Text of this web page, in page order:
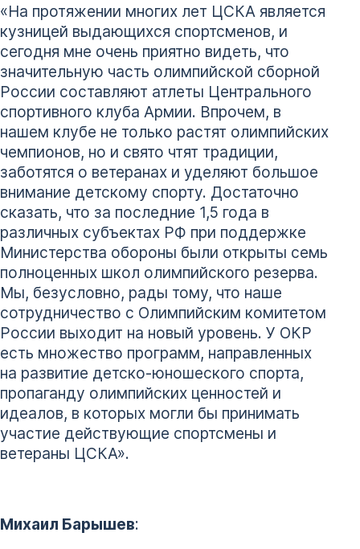
«На протяжении многих лет ЦСКА является
кузницей выдающихся спортсменов, и
сегодня мне очень приятно видеть, что
значительную часть олимпийской сборной
России составляют атлеты Центрального
спортивного клуба Армии. Впрочем, в
нашем клубе не только растят олимпийских
чемпионов, но и свято чтят традиции,
заботятся о ветеранах и уделяют большое
внимание детскому спорту. Достаточно
сказать, что за последние 1,5 года в
различных субъектах РФ при поддержке
Министерства обороны были открыты семь
полноценных школ олимпийского резерва.
Мы, безусловно, рады тому, что наше
сотрудничество с Олимпийским комитетом
России выходит на новый уровень. У ОКР
есть множество программ, направленных
на развитие детско-юношеского спорта,
пропаганду олимпийских ценностей и
идеалов, в которых могли бы принимать
участие действующие спортсмены и
ветераны ЦСКА».
Михаил Барышев: